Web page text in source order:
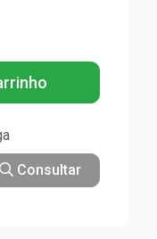
Consultar